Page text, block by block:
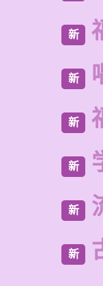
新
新
新
新
新
新